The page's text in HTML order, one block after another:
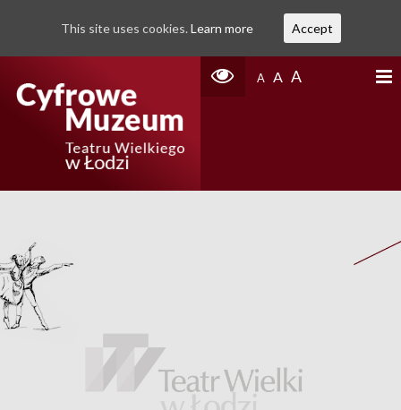
A A A
This site uses cookies. Learn more Accept